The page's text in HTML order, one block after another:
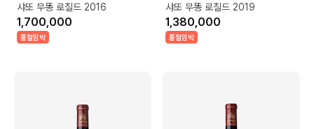
샤또 무똥 로칠드 2016
1,700,000
품절임박
샤또 무똥 로칠드 2019
1,380,000
품절임박